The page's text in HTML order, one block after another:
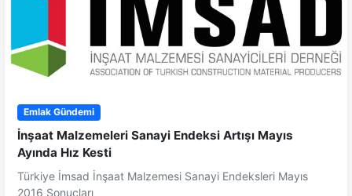
Emlak Gündemi
İnşaat Malzemeleri Sanayi Endeksi Artışı Mayıs
Ayında Hız Kesti
Türkiye İmsad İnşaat Malzemesi Sanayi Endeksleri Mayıs
2016 Sonuçları